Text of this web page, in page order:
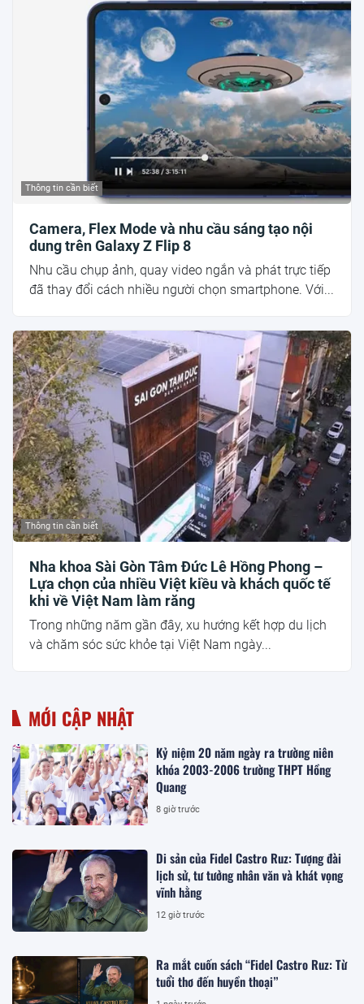
Thông tin cần biết
Camera, Flex Mode và nhu cầu sáng tạo nội
dung trên Galaxy Z Flip 8
Nhu cầu chụp ảnh, quay video ngắn và phát trực tiếp
đã thay đổi cách nhiều người chọn smartphone. Với...
Thông tin cần biết
Nha khoa Sài Gòn Tâm Đức Lê Hồng Phong –
Lựa chọn của nhiều Việt kiều và khách quốc tế
khi về Việt Nam làm răng
Trong những năm gần đây, xu hướng kết hợp du lịch
và chăm sóc sức khỏe tại Việt Nam ngày...
MỚI CẬP NHẬT
Kỷ niệm 20 năm ngày ra trường niên
khóa 2003-2006 trường THPT Hồng
Quang
8 giờ trước
Di sản của Fidel Castro Ruz: Tượng đài
lịch sử, tư tưởng nhân văn và khát vọng
vĩnh hằng
12 giờ trước
Ra mắt cuốn sách “Fidel Castro Ruz: Từ
tuổi thơ đến huyền thoại”